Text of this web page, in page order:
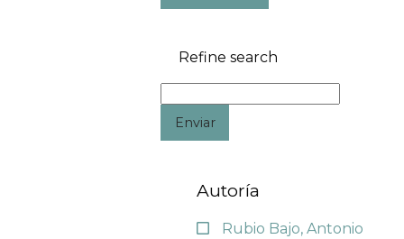
Refine search
Enviar
Autoría
Rubio Bajo, Antonio